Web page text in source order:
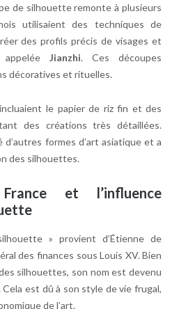
de silhouette remonte à plusieurs
utilisaient des techniques de
des profils précis de visages et
appelée Jianzhi. Ces découpes
décoratives et rituelles.
le papier de riz fin et des
des créations très détaillées.
formes d’art asiatique et a
des silhouettes.
et l’influence
» provient d’Étienne de
des finances sous Louis XV. Bien
silhouettes, son nom est devenu
est dû à son style de vie frugal,
de l’art.